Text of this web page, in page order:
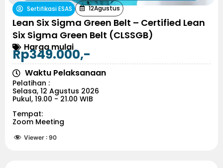
Sertifikasi ESAS 12Agustus
Lean Six Sigma Green Belt – Certified Lean
Six Sigma Green Belt (CLSSGB)
Harga mulai
Rp349.000,-
Waktu Pelaksanaan
Pelatihan :
Selasa, 12 Agustus 2026
Pukul, 19.00 - 21.00 WIB
Tempat:
Zoom Meeting
Viewer : 90